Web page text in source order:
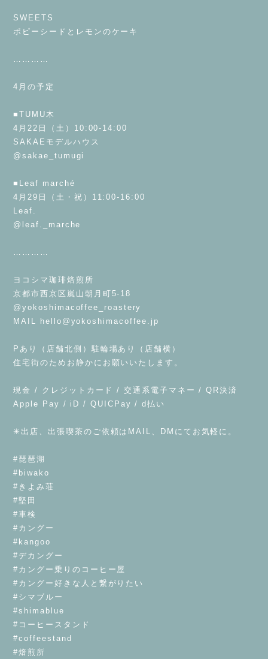
SWEETS
ポピーシードとレモンのケーキ
4月の予定
■TUMU木
4月22日（土）10:00-14:00
SAKAEモデルハウス
@sakae_tumugi
■Leaf marché
4月29日（土・祝）11:00-16:00
Leaf.
@leaf._marche
ヨコシマ珈琲焙煎所
京都市西京区嵐山朝月町5-18
@yokoshimacoffee_roastery
MAIL
hello@yokoshimacoffee.jp
Pあり（店舗北側）駐輪場あり（店舗横）
住宅街のためお静かにお願いいたします。
現金 / クレジットカード / 交通系電子マネー / QR決済
Apple Pay / iD / QUICPay / d払い
✳︎出店、出張喫茶のご依頼はMAIL、DMにてお気軽に。
#琵琶湖
#biwako
#きよみ荘
#堅田
#車検
#カングー
#kangoo
#デカングー
#カングー乗りのコーヒー屋
#カングー好きな人と繋がりたい
#シマブルー
#shimablue
#コーヒースタンド
#coffeestand
#焙煎所